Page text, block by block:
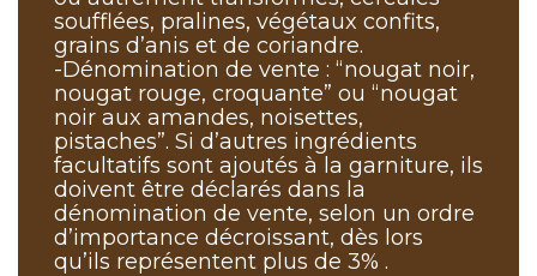
soufflées, pralines, végétaux confits,
grains d’anis et de coriandre.
-Dénomination de vente : “nougat noir,
nougat rouge, croquante” ou “nougat
noir aux amandes, noisettes,
pistaches”. Si d’autres ingrédients
facultatifs sont ajoutés à la garniture, ils
doivent être déclarés dans la
dénomination de vente, selon un ordre
d’importance décroissant, dès lors
qu’ils représentent plus de 3% .